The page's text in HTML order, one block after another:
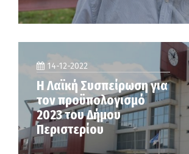
14-12-2022
Η Λαϊκή Συσπείρωση για
τον προϋπολογισμό
2023 του Δήμου
Περιστερίου